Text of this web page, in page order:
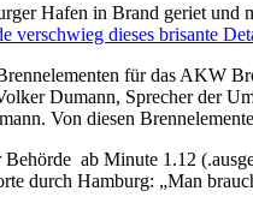
Hafen in Brand geriet und
verschwieg dieses brisante
für das AKW
Dumann, Sprecher der
Von diesen
ab Minute 1.12
durch Hamburg: „Man